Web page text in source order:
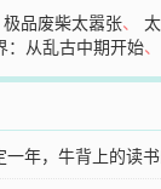
品废柴太嚣张、
：从乱古中期开始
年，牛背上的读